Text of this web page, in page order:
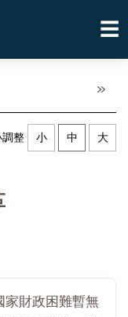
☰
調整 小 中 大
家財政困難暫無